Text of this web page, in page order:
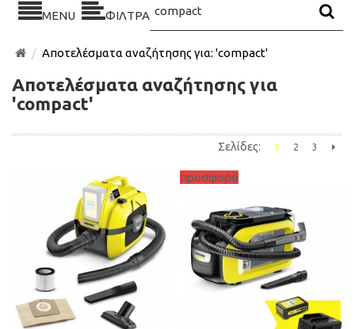
ΦΙΛΤΡΑ
MENU
Αποτελέσματα αναζήτησης για: 'compact'
Αποτελέσματα αναζήτησης για
'compact'
Σελίδες: 1 2
3
προσφορά